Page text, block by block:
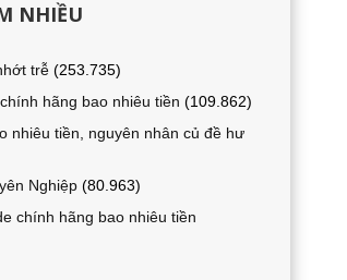
NHIỀU
trễ (253.735)
hãng bao nhiêu tiền (109.862)
nhiêu tiền, nguyên nhân củ đề hư
Nghiệp (80.963)
chính hãng bao nhiêu tiền